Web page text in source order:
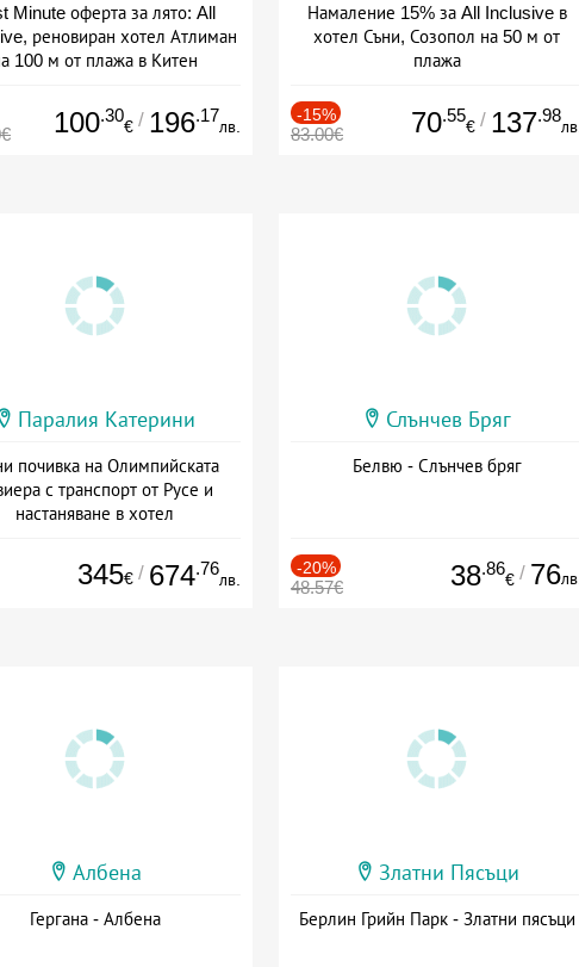
Minute оферта за лято: All
реновиран хотел Атлиман
100 м от плажа в Китен
100.30
€ / 196.17
лв.
Намаление 15% за All Inclusive в
хотел Съни, Созопол на 50 м от
плажа
-15%
83.00€ 70.55
€ / 137.98
лв.
Паралия Катерини
почивка на Олимпийската
с транспорт от Русе и
настаняване в хотел
345€ / 674.76
лв.
Слънчев Бряг
Белвю - Слънчев бряг
-20%
48.57€ 38.86
€ / 76лв.
Албена
Гергана - Албена
Златни Пясъци
Берлин Грийн Парк - Златни пясъци